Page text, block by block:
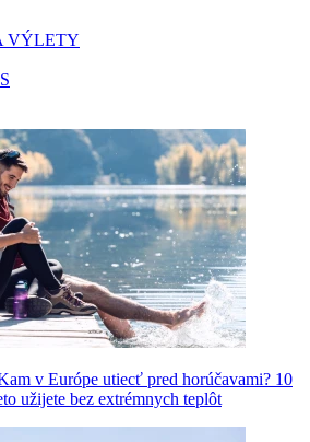
VÝLETY
v Európe utiecť pred horúčavami? 10
užijete bez extrémnych teplôt